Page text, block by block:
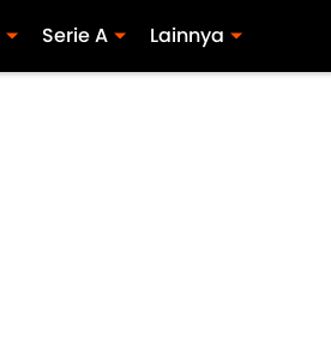
Serie A Lainnya